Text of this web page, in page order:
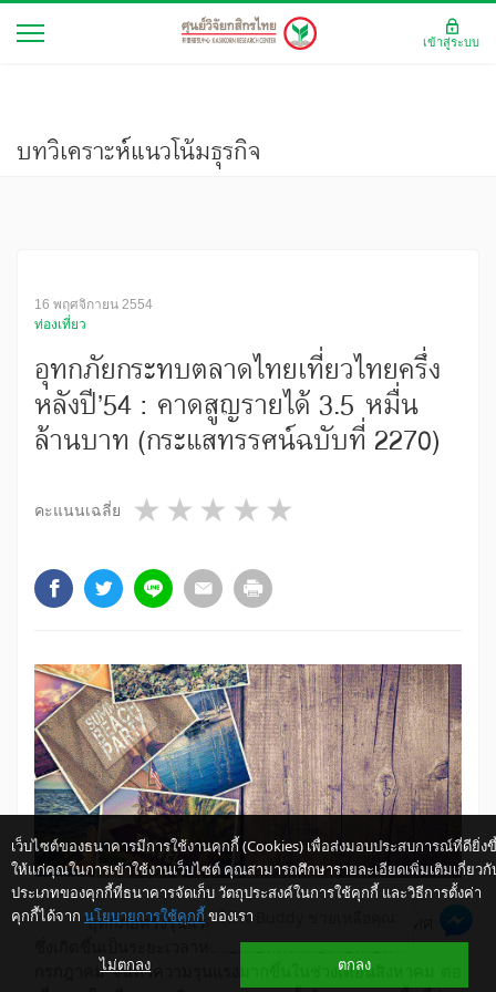
บทวิเคราะห์แนวโน้มธุรกิจ
16 พฤศจิกายน 2554
ท่องเที่ยว
อุทกภัยกระทบตลาดไทยเที่ยวไทยครึ่ง
หลังปี’54 : คาดสูญรายได้ 3.5 หมื่น
ล้านบาท (กระแสทรรศน์ฉบับที่ 2270)
คะแนนเฉลี่ย 4 stars
3 stars
2 stars
1 star
อุทกภัยครั้งรุนแรงที่สุดในรอบ
ปีของประเทศไทย
ซึ่งเกิดขึ้นเป็นระยะเวลาหลายเดือนตั้งแต่ปลายเดือน
กรกฎาคม จนทวีความรุนแรงมากขึ้นในช่วงเดือนสิงหาคม ต่อ
เว็บไซต์ของธนาคารมีการใช้งานคุกกี้ (Cookies) เพื่อส่งมอบประสบการณ์ที่ดียิ่ง
ให้แก่คุณในการเข้าใช้งานเว็บไซต์ คุณสามารถศึกษารายละเอียดเพิ่มเติมเกี่ยวกั
ประเภทของคุกกี้ที่ธนาคารจัดเก็บ วัตถุประสงค์ในการใช้คุกกี้ และวิธีการตั้งค่า
คุกกี้ได้จาก นโยบายการใช้คุกกี้ ของเรา
ไม่ตกลง ตกลง
เข้าสู่ระบบ
ให้ K-Buddy ช่วยเหลือคุณ